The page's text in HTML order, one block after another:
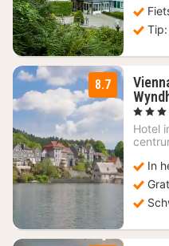
8.7
, 4
Hotel
In